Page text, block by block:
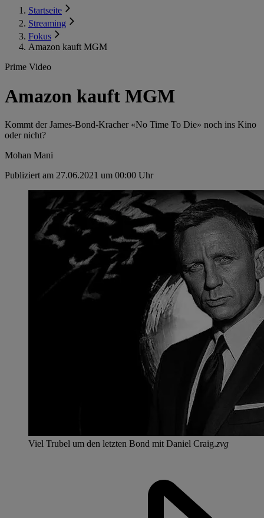
Startseite
Streaming
Fokus
Amazon kauft MGM
Prime Video
Amazon kauft MGM
Kommt der James-Bond-Kracher «No Time To Die» noch ins Kino
oder nicht?
Mohan Mani
Publiziert am 27.06.2021 um 00:00 Uhr
Viel Trubel um den letzten Bond mit Daniel Craig.zvg